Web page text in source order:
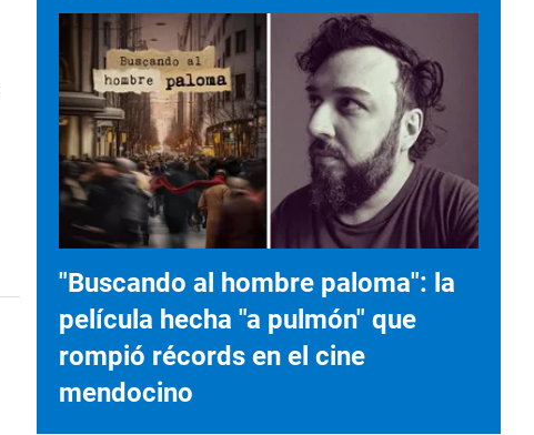
"Buscando al hombre paloma": la
película hecha "a pulmón" que
rompió récords en el cine
mendocino